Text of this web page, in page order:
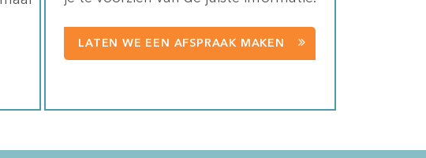
LATEN WE EEN AFSPRAAK MAKEN